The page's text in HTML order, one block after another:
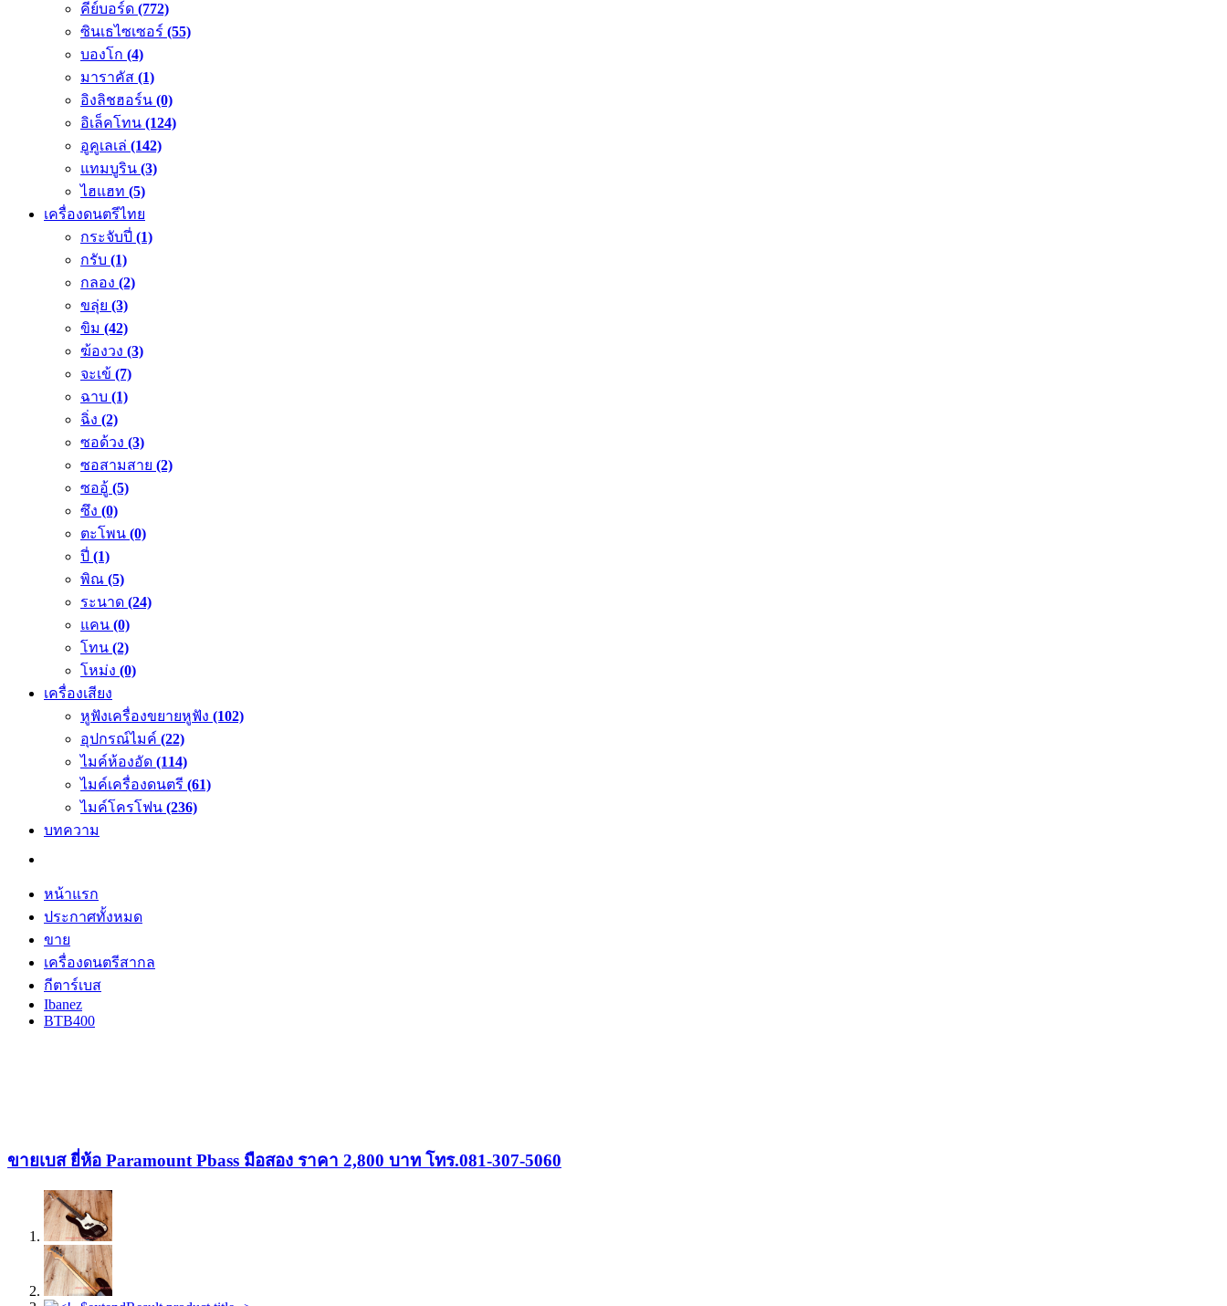
คีย์บอร์ด (772)
ซินเธไซเซอร์ (55)
บองโก (4)
มาราคัส (1)
อิงลิชฮอร์น (0)
อิเล็คโทน (124)
อูคูเลเล่ (142)
แทมบูริน (3)
ไฮแฮท (5)
เครื่องดนตรีไทย
กระจับปี่ (1)
กรับ (1)
กลอง (2)
ขลุ่ย (3)
ขิม (42)
ฆ้องวง (3)
จะเข้ (7)
ฉาบ (1)
ฉิ่ง (2)
ซอด้วง (3)
ซอสามสาย (2)
ซออู้ (5)
ซึง (0)
ตะโพน (0)
ปี่ (1)
พิณ (5)
ระนาด (24)
แคน (0)
โทน (2)
โหม่ง (0)
เครื่องเสียง
หูฟังเครื่องขยายหูฟัง (102)
อุปกรณ์ไมค์ (22)
ไมค์ห้องอัด (114)
ไมค์เครื่องดนตรี (61)
ไมค์โครโฟน (236)
บทความ
หน้าแรก
ประกาศทั้งหมด
ขาย
เครื่องดนตรีสากล
กีตาร์เบส
Ibanez
BTB400
ขายเบส ยี่ห้อ Paramount Pbass มือสอง ราคา 2,800 บาท โทร.081-307-5060